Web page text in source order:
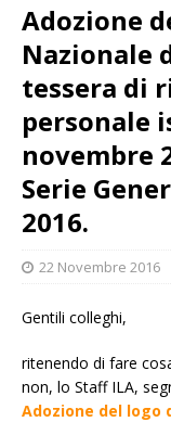
Adozione
Nazionale
tessera di
personale
novembre
Serie
2016.
22 Novembre 2016
Gentili colleghi,
ritenendo di fare
non, lo Staff ILA,
Adozione del logo